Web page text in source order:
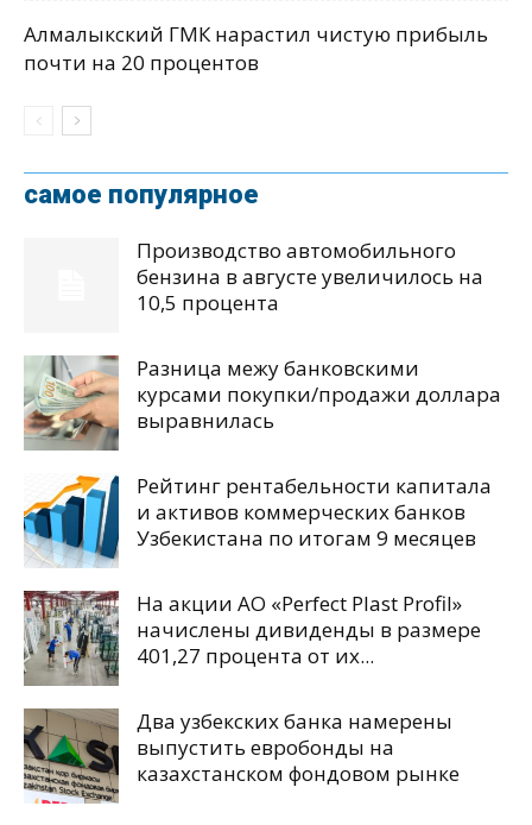
Алмалыкский ГМК нарастил чистую прибыль
почти на 20 процентов
самое популярное
Производство автомобильного
бензина в августе увеличилось на
10,5 процента
Разница межу банковскими
курсами покупки/продажи доллара
выравнилась
Рейтинг рентабельности капитала
и активов коммерческих банков
Узбекистана по итогам 9 месяцев
На акции АО «Perfect Plast Profil»
начислены дивиденды в размере
401,27 процента от их...
Два узбекских банка намерены
выпустить евробонды на
казахстанском фондовом рынке